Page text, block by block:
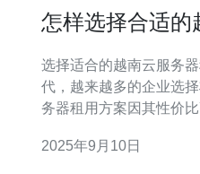
怎样选择合适的
选择适合的越南云服务器租用方案
代，越来越多的企业选
务器租用方案因其性价
精华： 1. 性能至关重要：选择云服务器时，首先要考虑其
2025年9月10日